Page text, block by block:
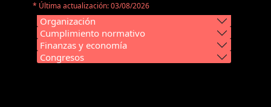
* Última actualización: 03/08/2026
Organización
Cumplimiento normativo
Finanzas y economía
Congresos